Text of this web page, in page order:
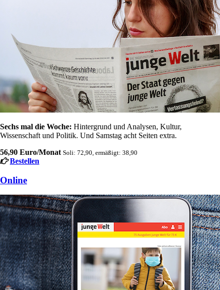
Sechs mal die Woche: Hintergrund und Analysen, Kultur,
Wissenschaft und Politik. Und Samstag acht Seiten extra.
56,90 Euro/Monat Soli: 72,90, ermäßigt: 38,90
Bestellen
Online